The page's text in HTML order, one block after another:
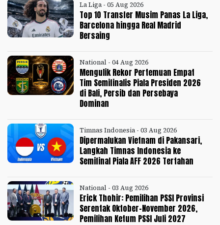
La Liga - 05 Aug 2026
Top 10 Transfer Musim Panas La Liga,
Barcelona hingga Real Madrid
Bersaing
National - 04 Aug 2026
Mengulik Rekor Pertemuan Empat
Tim Semifinalis Piala Presiden 2026
di Bali, Persib dan Persebaya
Dominan
Timnas Indonesia - 03 Aug 2026
Dipermalukan Vietnam di Pakansari,
Langkah Timnas Indonesia ke
Semifinal Piala AFF 2026 Tertahan
National - 03 Aug 2026
Erick Thohir: Pemilihan PSSI Provinsi
Serentak Oktober-November 2026,
Pemilihan Ketum PSSI Juli 2027